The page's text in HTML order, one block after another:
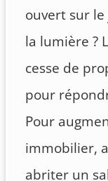
ouvert sur
la lumière ?
cesse de
pour
Pour
immobilier,
abriter un